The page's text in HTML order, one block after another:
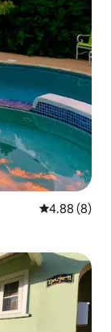
平均评分
4.88 (8)